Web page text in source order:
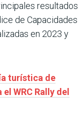
resultados
de Capacidades
en 2023 y
turística de
WRC Rally del